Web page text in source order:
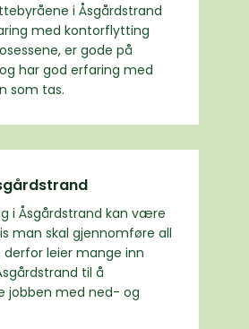
i Åsgårdstrand
med kontorflytting
er gode på
har god erfaring med
som tas.
i Åsgårdstrand kan være
man skal gjennomføre all
derfor leier mange inn
til å
jobben med ned- og